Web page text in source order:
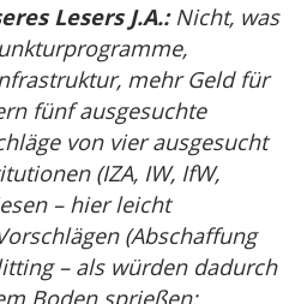
Lesers J.A.:Nicht, was
mehr Geld für
fünf ausgesuchte
von vier ausgesucht
(IZA, IW, IfW,
– hier leicht
(Abschaffung
– als würden dadurch
Boden sprießen;